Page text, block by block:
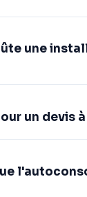
une
un devis